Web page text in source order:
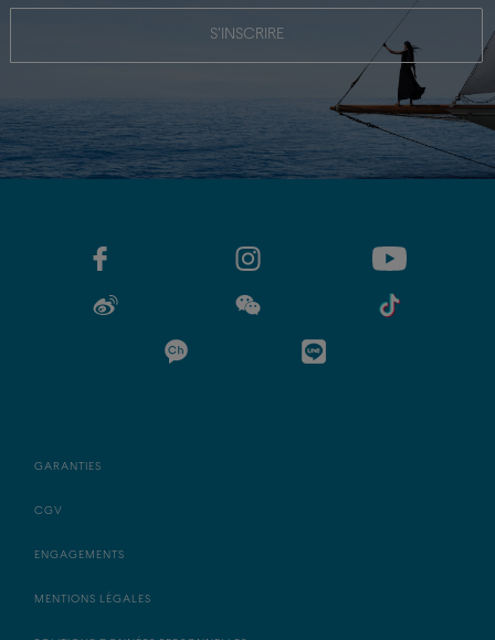
S'INSCRIRE
GARANTIES
CGV
ENGAGEMENTS
MENTIONS LÉGALES